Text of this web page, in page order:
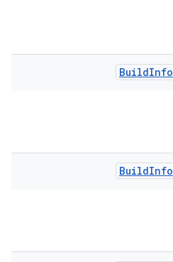
BuildInfo
BuildInfo